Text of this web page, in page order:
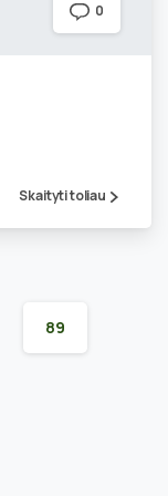
0
Skaityti toliau
89